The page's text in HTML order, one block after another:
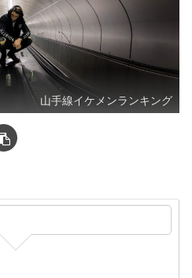
山手線イケメンランキング